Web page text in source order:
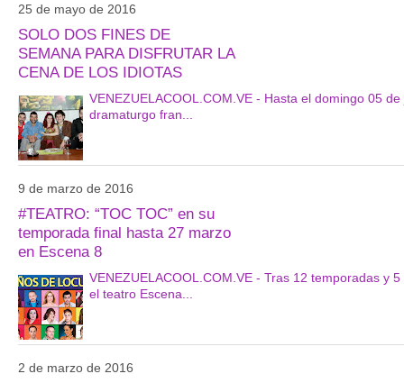
25 de mayo de 2016
SOLO DOS FINES DE
SEMANA PARA DISFRUTAR LA
CENA DE LOS IDIOTAS
VENEZUELACOOL.COM.VE - Hasta el domingo 05
dramaturgo fran...
9 de marzo de 2016
#TEATRO: “TOC TOC” en su
temporada final hasta 27 marzo
en Escena 8
VENEZUELACOOL.COM.VE - Tras 12 temporadas y
el teatro Escena...
2 de marzo de 2016